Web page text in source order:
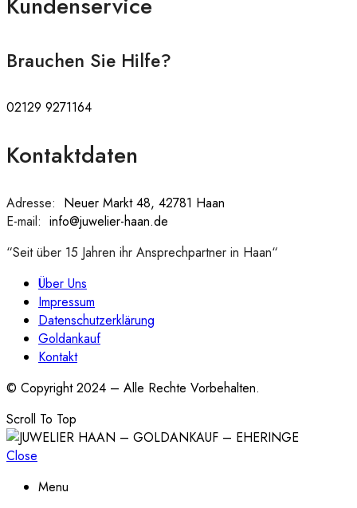
Brauchen Sie Hilfe?
02129 9271164
Kontaktdaten
Adresse: Neuer Markt 48, 42781 Haan
E-mail: info@juwelier-haan.de
“Seit über 15 Jahren ihr Ansprechpartner in Haan“
Über Uns
Impressum
Datenschutzerklärung
Goldankauf
Kontakt
© Copyright 2024 – Alle Rechte Vorbehalten.
Scroll To Top
Close
Menu